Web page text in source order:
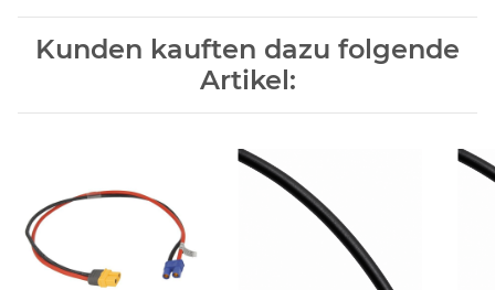
Kunden kauften dazu folgende
Artikel: